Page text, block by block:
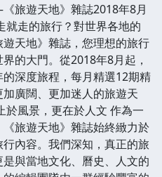
旅遊天地》雜誌2018年8月
就走的旅行？對世界各地的
天地》雜誌，您理想的旅行
的大門。從2018年8月起，
深度旅程，每月精選12期精
廣闊、更加迷人的旅遊天
於風景，更在於人文 作為一
旅遊天地》雜誌始終緻力於
內容。我們深知，真正的旅
與當地文化、曆史、人文的